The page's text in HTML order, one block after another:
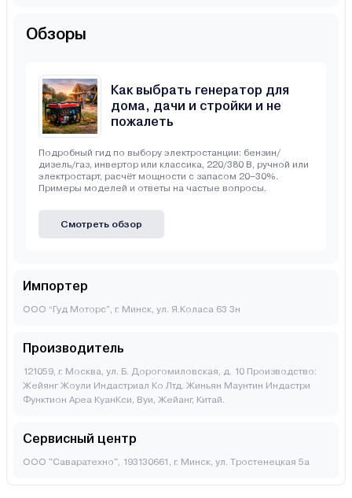
Обзоры
Как выбрать генератор для
дома, дачи и стройки и не
пожалеть
Подробный гид по выбору электростанции: бензин/
дизель/газ, инвертор или классика, 220/380 В, ручной или
электростарт, расчёт мощности с запасом 20–30%.
Примеры моделей и ответы на частые вопросы.
Смотреть обзор
Импортер
ООО “Гуд Моторс”, г. Минск, ул. Я.Коласа 63 3н
Производитель
121059, г. Москва, ул. Б. Дорогомиловская, д. 10 Производство:
Жейянг Жоули Индастриал Ко Лтд. Жиньян Маунтин Индастри
Функтион Ареа КуанКси, Вуи, Жейанг, Китай.
Сервисный центр
ООО "Саваратехно", 193130661, г. Минск, ул. Тростенецкая 5а